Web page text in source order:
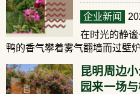
企业新闻
在时光的静
鸭的香气攀着雾气翻墙而过壁
昆明周边
园来一场